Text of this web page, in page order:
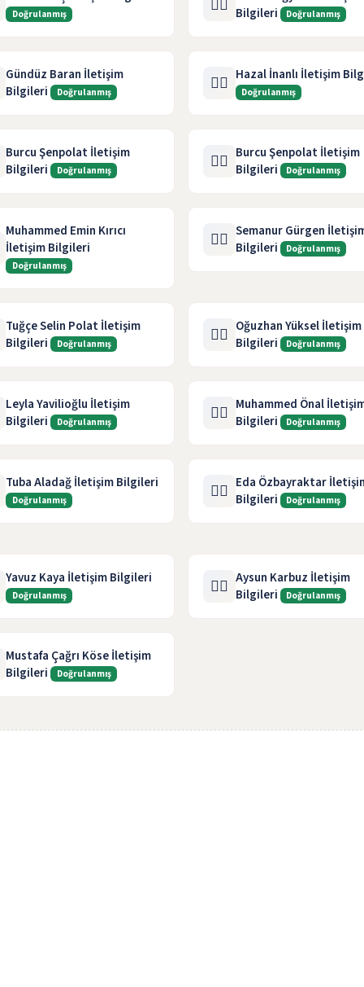
Doğrulanmış 🧑‍⚖️ Bilgileri
Doğrulanmış
Gündüz Baran İletişim
Bilgileri Doğrulanmış 🧑‍⚖️ Hazal İnanlı İletişim
Doğrulanmış
Burcu Şenpolat İletişim
Bilgileri Doğrulanmış 🧑‍⚖️ Burcu Şenpolat İletişim
Bilgileri
Doğrulanmış
Muhammed Emin Kırıcı
İletişim Bilgileri
Doğrulanmış
🧑‍⚖️ Semanur Gürgen
Bilgileri
Doğrulanmış
Tuğçe Selin Polat İletişim
Bilgileri Doğrulanmış 🧑‍⚖️ Oğuzhan Yüksel İletişim
Bilgileri
Doğrulanmış
Leyla Yavilioğlu İletişim
Bilgileri Doğrulanmış 🧑‍⚖️ Muhammed Önal
Bilgileri
Doğrulanmış
Tuba Aladağ İletişim Bilgileri
Doğrulanmış 🧑‍⚖️ Eda Özbayraktar
Bilgileri
Doğrulanmış
Yavuz Kaya İletişim Bilgileri
Doğrulanmış 🧑‍⚖️ Aysun Karbuz İletişim
Bilgileri
Doğrulanmış
Mustafa Çağrı Köse İletişim
Bilgileri Doğrulanmış